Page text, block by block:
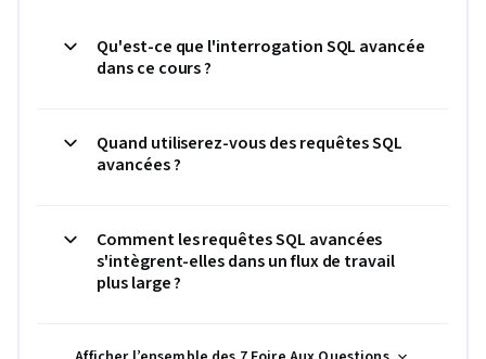
Qu'est-ce que l'interrogation SQL avancée
dans ce cours ?
Quand utiliserez-vous des requêtes SQL
avancées ?
Comment les requêtes SQL avancées
s'intègrent-elles dans un flux de travail
plus large ?